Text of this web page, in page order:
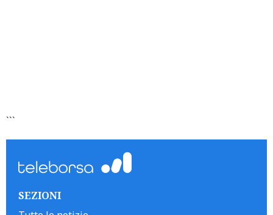
```
SEZIONI